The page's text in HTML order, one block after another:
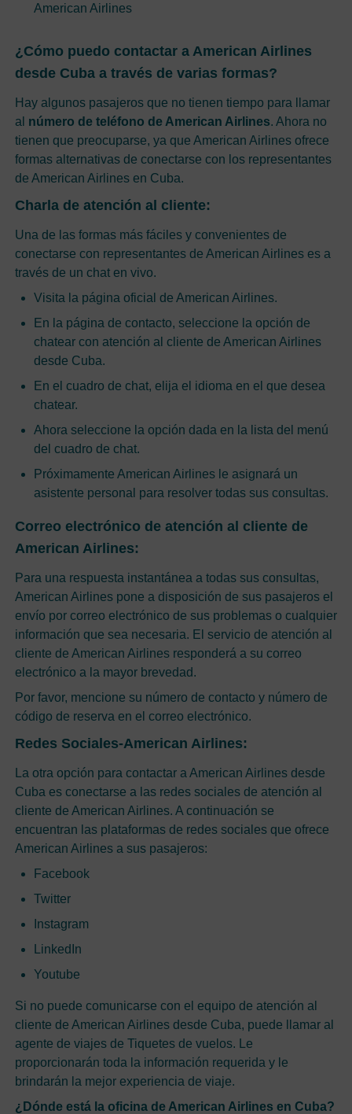
American Airlines
¿Cómo puedo contactar a American Airlines
desde Cuba a través de varias formas?
Hay algunos pasajeros que no tienen tiempo para llamar
al número de teléfono de American Airlines. Ahora no
tienen que preocuparse, ya que American Airlines ofrece
formas alternativas de conectarse con los representantes
de American Airlines en Cuba.
Charla de atención al cliente:
Una de las formas más fáciles y convenientes de
conectarse con representantes de American Airlines es a
través de un chat en vivo.
Visita la página oficial de American Airlines.
En la página de contacto, seleccione la opción de
chatear con atención al cliente de American Airlines
desde Cuba.
En el cuadro de chat, elija el idioma en el que desea
chatear.
Ahora seleccione la opción dada en la lista del menú
del cuadro de chat.
Próximamente American Airlines le asignará un
asistente personal para resolver todas sus consultas.
Correo electrónico de atención al cliente de
American Airlines:
Para una respuesta instantánea a todas sus consultas,
American Airlines pone a disposición de sus pasajeros el
envío por correo electrónico de sus problemas o cualquier
información que sea necesaria. El servicio de atención al
cliente de American Airlines responderá a su correo
electrónico a la mayor brevedad.
Por favor, mencione su número de contacto y número de
código de reserva en el correo electrónico.
Redes Sociales-American Airlines:
La otra opción para contactar a American Airlines desde
Cuba es conectarse a las redes sociales de atención al
cliente de American Airlines. A continuación se
encuentran las plataformas de redes sociales que ofrece
American Airlines a sus pasajeros:
Facebook
Twitter
Instagram
LinkedIn
Youtube
Si no puede comunicarse con el equipo de atención al
cliente de American Airlines desde Cuba, puede llamar al
agente de viajes de Tiquetes de vuelos. Le
proporcionarán toda la información requerida y le
brindarán la mejor experiencia de viaje.
¿Dónde está la oficina de American Airlines en Cuba?